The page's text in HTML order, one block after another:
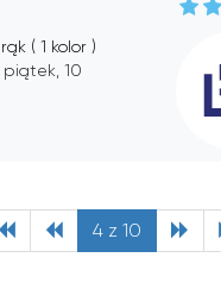
( 1 kolor )
, piątek, 10
4 z 10